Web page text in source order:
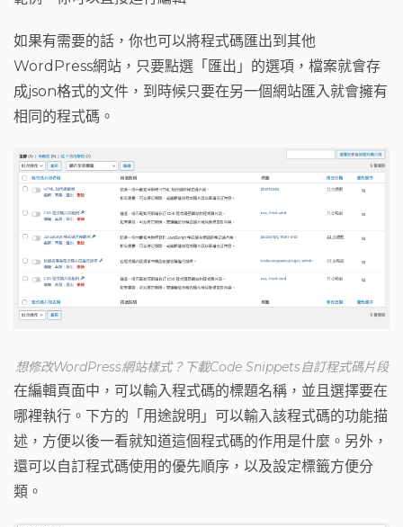
如果有需要的話，你也可以將程式碼匯出到其他
WordPress網站，只要點選「匯出」的選項，檔案就會存
成json格式的文件，到時候只要在另一個網站匯入就會擁有
相同的程式碼。
想修改WordPress網站樣式？下載Code Snippets自訂程式碼片段
在編輯頁面中，可以輸入程式碼的標題名稱，並且選擇要在
哪裡執行。下方的「用途說明」可以輸入該程式碼的功能描
述，方便以後一看就知道這個程式碼的作用是什麼。另外，
還可以自訂程式碼使用的優先順序，以及設定標籤方便分
類。